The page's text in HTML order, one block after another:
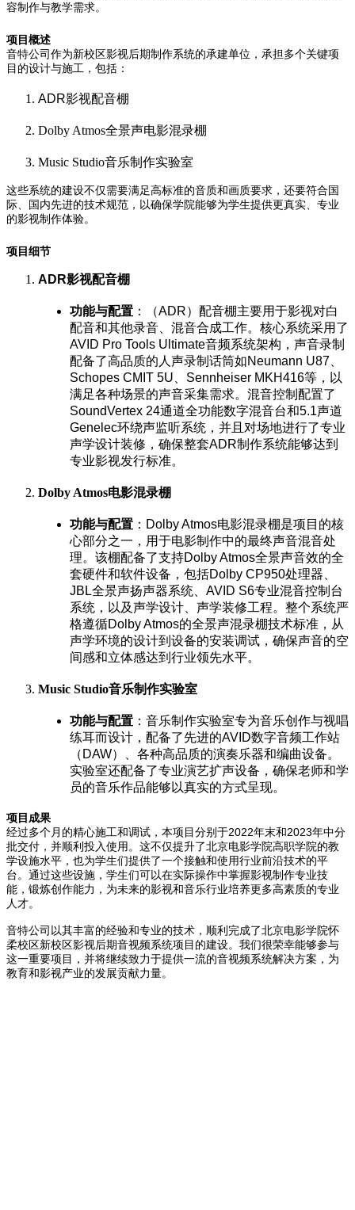
容制作与教学需求。
项目概述
音特公司作为新校区影视后期制作系统的承建单位，承担多个关键项
目的设计与施工，包括：
ADR影视配音棚
Dolby Atmos全景声电影混录棚
Music Studio音乐制作实验室
这些系统的建设不仅需要满足高标准的音质和画质要求，还要符合国
际、国内先进的技术规范，以确保学院能够为学生提供更真实、专业
的影视制作体验。
项目细节
ADR影视配音棚
功能与配置 ：（ADR）配音棚主要用于影视对白
配音和其他录音、混音合成工作。核心系统采用了
AVID Pro Tools Ultimate音频系统架构，声音录制
配备了高品质的人声录制话筒如Neumann U87
Schopes CMIT 5U
Sennheiser MKH416等，以
满足各种场景的声音采集需求。混音控制配置了
SoundVertex 24通道全功能数字混音台和5.1声道
Genelec环绕声监听系统，并且对场地进行了专业
声学设计装修，确保整套ADR制作系统能够达到
专业影视发行标准。
Dolby Atmos电影混录棚
功能与配置 ： Dolby Atmos电影混录棚是项目的核
心部分之一，用于电影制作中的最终声音混音处
理。该棚配备了支持Dolby Atmos全景声音效的全
套硬件和软件设备，包括Dolby CP950处理器、
JBL全景声扬声器系统、 AVID S6专业混音控制台
系统，以及声学设计、声学装修工程。整个系统严
格遵循Dolby Atmos的全景声混录棚技术标准，从
声学环境的设计到设备的安装调试，确保声音的空
间感和立体感达到行业领先水平。
Music Studio音乐制作实验室
功能与配置 ：音乐制作实验室专为音乐创作与视唱
练耳而设计，配备了先进的AVID数字音频工作站
（ DAW）、各种高品质的演奏乐器和编曲设备。
实验室还配备了专业演艺扩声设备，确保老师和学
员的音乐作品能够以真实的方式呈现。
项目成果
经过多个月的精心施工和调试，本项目分别于2022年末和 2023年中分
批交付，并顺利投入使用。这不仅提升了北京电影学院高职学院的教
学设施水平，也为学生们提供了一个接触和使用行业前沿技术的平
台。通过这些设施，学生们可以在实际操作中掌握影视制作专业技
能，锻炼创作能力，为未来的影视和音乐行业培养更多高素质的专业
人才。
音特公司以其丰富的经验和专业的技术，顺利完成了北京电影学院怀
柔校区新校区影视后期音视频系统项目的建设。我们很荣幸能够参与
这一重要项目，并将继续致力于提供一流的音视频系统解决方案，为
教育和影视产业的发展贡献力量。